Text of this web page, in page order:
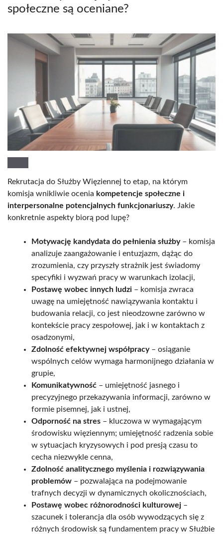
społeczne są oceniane?
Rekrutacja do Służby Więziennej to etap, na którym
komisja wnikliwie ocenia kompetencje społeczne i
interpersonalne potencjalnych funkcjonariuszy. Jakie
konkretnie aspekty biorą pod lupę?
Motywację kandydata do pełnienia służby– komisja
analizuje zaangażowanie i entuzjazm, dążąc do
zrozumienia, czy przyszły strażnik jest świadomy
specyfiki i wyzwań pracy w warunkach izolacji,
Postawę wobec innych ludzi – komisja zwraca
uwagę na umiejętność nawiązywania kontaktu i
budowania relacji, co jest nieodzowne zarówno w
kontekście pracy zespołowej, jak i w kontaktach z
osadzonymi,
Zdolność efektywnej współpracy– osiąganie
wspólnych celów wymaga harmonijnego działania w
grupie,
Komunikatywność – umiejętność jasnego i
precyzyjnego przekazywania informacji, zarówno w
formie pisemnej, jak i ustnej,
Odporność na stres – kluczowa w wymagającym
środowisku więziennym; umiejętność radzenia sobie
w sytuacjach kryzysowych i pod presją czasu to
cecha niezwykle cenna,
Zdolność analitycznego myślenia i rozwiązywania
problemów – pozwalająca na podejmowanie
trafnych decyzji w dynamicznych okolicznościach,
Postawę wobec różnorodności kulturowej –
szacunek i tolerancja dla osób wywodzących się z
różnych środowisk są fundamentem pracy w Służbie